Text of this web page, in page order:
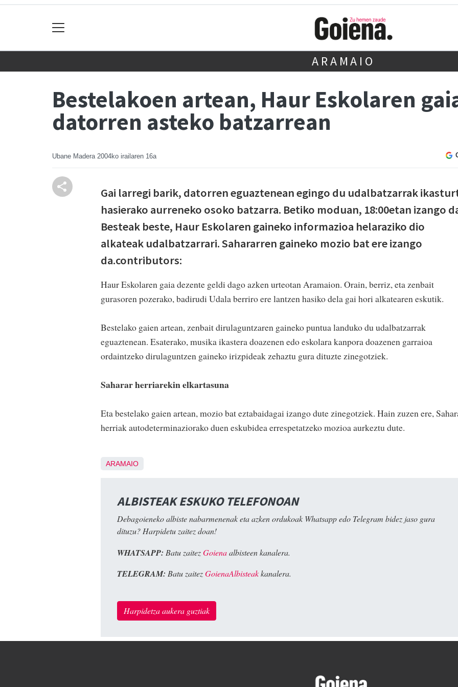
ARAMAIO
Bestelakoen artean, Haur Eskolaren
datorren asteko batzarrean
Ubane Madera 2004ko irailaren 16a
Gai larregi barik, datorren eguaztenean egingo du udalbatzarrak
hasierako aurreneko osoko batzarra. Betiko moduan, 18:00etan izango
Besteak beste, Haur Eskolaren gaineko informazioa helaraziko dio
alkateak udalbatzarrari. Sahararren gaineko mozio bat ere izango
da.contributors:
Haur Eskolaren gaia dezente geldi dago azken urteotan Aramaion. Orain, berriz, eta zenbait
gurasoren pozerako, badirudi Udala berriro ere lantzen hasiko dela gai hori alkatearen eskutik.
Bestelako gaien artean, zenbait dirulaguntzaren gaineko puntua landuko du udalbatzarrak
eguaztenean. Esaterako, musika ikastera doazenen edo eskolara kanpora doazenen garraioa
ordaintzeko dirulaguntzen gaineko irizpideak zehaztu gura dituzte zinegotziek.
Saharar herriarekin elkartasuna
Eta bestelako gaien artean, mozio bat eztabaidagai izango dute zinegotziek. Hain zuzen ere,
herriak autodeterminaziorako duen eskubidea errespetatzeko mozioa aurkeztu dute.
ARAMAIO
ALBISTEAK ESKUKO TELEFONOAN
Debagoieneko albiste nabarmenenak eta azken ordukoak Whatsapp edo Telegram bidez jaso gura
dituzu? Harpidetu zaitez doan!
WHATSAPP: Batu zaitezGoienaalbisteen kanalera.
TELEGRAM: Batu zaitezGoienaAlbisteakkanalera.
Harpidetza aukera guztiak